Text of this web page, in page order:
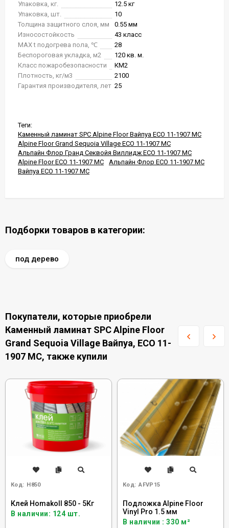
Упаковка, кг.
12.5 кг
Упаковка, шт.
10
Толщина защитного слоя, мм
0.55 мм
Износостойкость
43 класс
MAX t подогрева пола, ℃
28
Беспороговая укладка, м2
120 кв. м.
Класс пожаробезопасности
КМ2
Плотность, кг/м3
2100
Гарантия производителя, лет 25
Теги:
Каменный ламинат SPC Alpine Floor Вайпуа ECO 11-1907 MC
Alpine Floor Grand Sequoia Village ECO 11-1907 MC
Альпайн Флор Гранд Секвойя Виллидж ECO 11-1907 MC
Alpine Floor ECO 11-1907 MC
Альпайн Флор ECO 11-1907 MC
Вайпуа ECO 11-1907 MC
Подборки товаров в категории:
под дерево
Покупатели, которые приобрели
Каменный ламинат SPC Alpine Floor
Grand Sequoia Village Вайпуа, ECO 11-
1907 MC, также купили
Код: H850
Клей Homakoll 850 - 5Кг
В наличии: 124 шт.
Код: AFVP15
Подложка Alpine Floor
Vinyl Pro 1.5 мм
В наличии : 330 м²